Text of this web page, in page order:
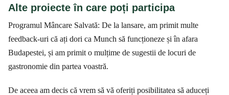
Alte proiecte în care poți participa
Programul Mâncare Salvată: De la lansare, am primit multe
feedback-uri că ați dori ca Munch să funcționeze și în afara
Budapestei, și am primit o mulțime de sugestii de locuri de
gastronomie din partea voastră.
De aceea am decis că vrem să vă oferiți posibilitatea să aduceți